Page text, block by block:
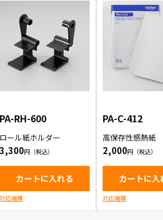
PA-RH-600
ロール紙ホルダー
3,300
カートに入れる
対応機種
PA-C-412
高保存性感熱紙
2,000
カートに入
対応機種